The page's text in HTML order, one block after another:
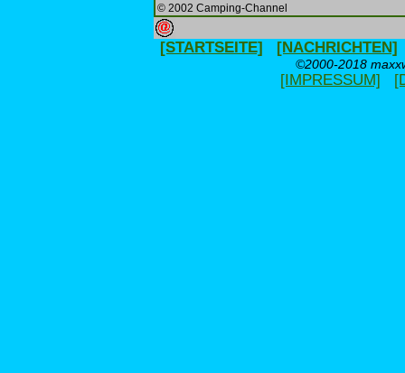
© 2002 Camping-Channel
[STARTSEITE] [NACHRICHTEN]
©2000-2018
[IMPRESSUM]